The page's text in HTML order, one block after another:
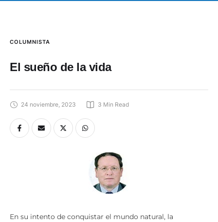
COLUMNISTA
El sueño de la vida
24 noviembre, 2023 3 Min Read
En su intento de conquistar el mundo natural, la